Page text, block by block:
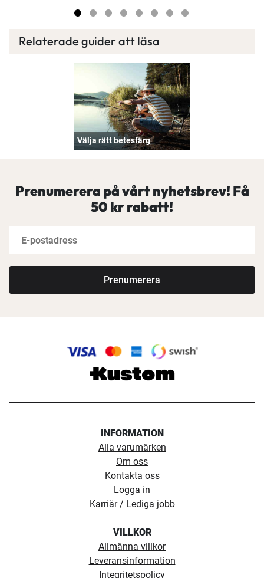
Relaterade guider att läsa
Välja rätt betesfärg
Prenumerera på vårt nyhetsbrev! Få
50 kr rabatt!
Prenumerera
INFORMATION
Alla varumärken
Om oss
Kontakta oss
Logga in
Karriär / Lediga jobb
VILLKOR
Allmänna villkor
Leveransinformation
Integritetspolicy